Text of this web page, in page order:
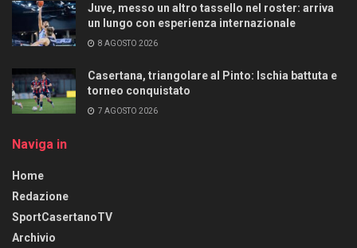
Juve, messo un altro tassello nel roster: arriva
un lungo con esperienza internazionale
8 AGOSTO 2026
Casertana, triangolare al Pinto: Ischia battuta e
torneo conquistato
7 AGOSTO 2026
Naviga in
Home
Redazione
SportCasertanoTV
Archivio